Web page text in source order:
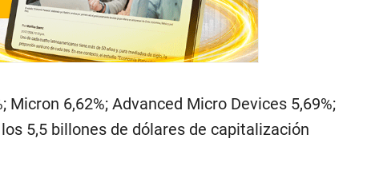
Micron 6,62%; Advanced Micro Devices 5,69%;
5,5 billones de dólares de capitalización